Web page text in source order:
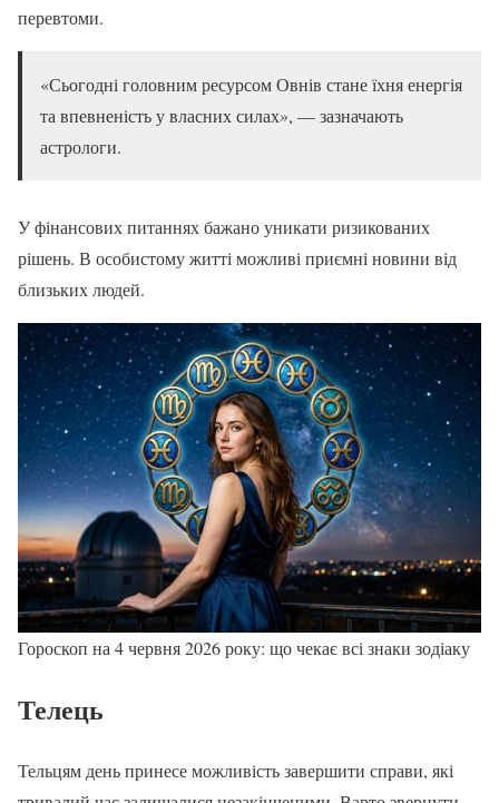
перевтоми.
«Сьогодні головним ресурсом Овнів стане їхня енергія
та впевненість у власних силах», — зазначають
астрологи.
У фінансових питаннях бажано уникати ризикованих
рішень. В особистому житті можливі приємні новини від
близьких людей.
Гороскоп на 4 червня 2026 року: що чекає всі знаки зодіаку
Телець
Тельцям день принесе можливість завершити справи, які